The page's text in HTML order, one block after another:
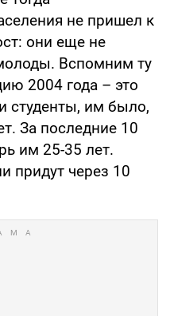
не пришел к
они еще не
Вспомним ту
2004 года – это
студенты, им было,
За последние 10
им 25-35 лет.
придут через 10